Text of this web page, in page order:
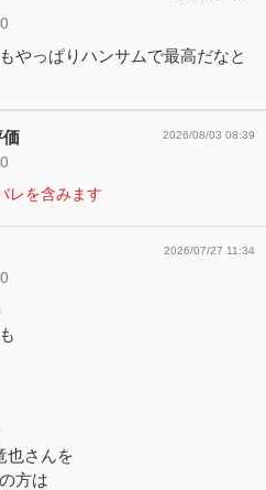
0
やっぱりハンサムで最高だなと
価
0
2026/08/03 08:39
レを含みます
0
2026/07/27 11:34
也さんを
方は